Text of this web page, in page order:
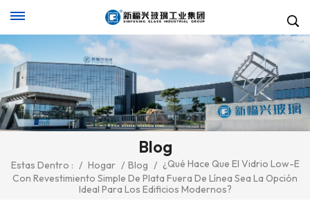
Blog
Estas Dentro : / Hogar / Blog / ¿Qué Hace Que El Vidrio Low-E
Con Revestimiento Simple De Plata Fuera De Línea Sea La Opción
Ideal Para Los Edificios Modernos?